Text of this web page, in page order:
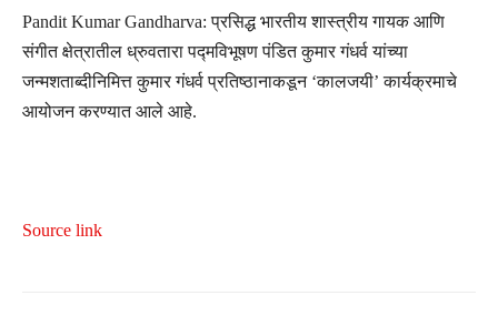
Pandit Kumar Gandharva: प्रसिद्ध भारतीय शास्त्रीय गायक आणि
संगीत क्षेत्रातील ध्रुवतारा पद्मविभूषण पंडित कुमार गंधर्व यांच्या
जन्मशताब्दीनिमित्त कुमार गंधर्व प्रतिष्ठानाकडून ‘कालजयी’ कार्यक्रमाचे
आयोजन करण्यात आले आहे.
Source link